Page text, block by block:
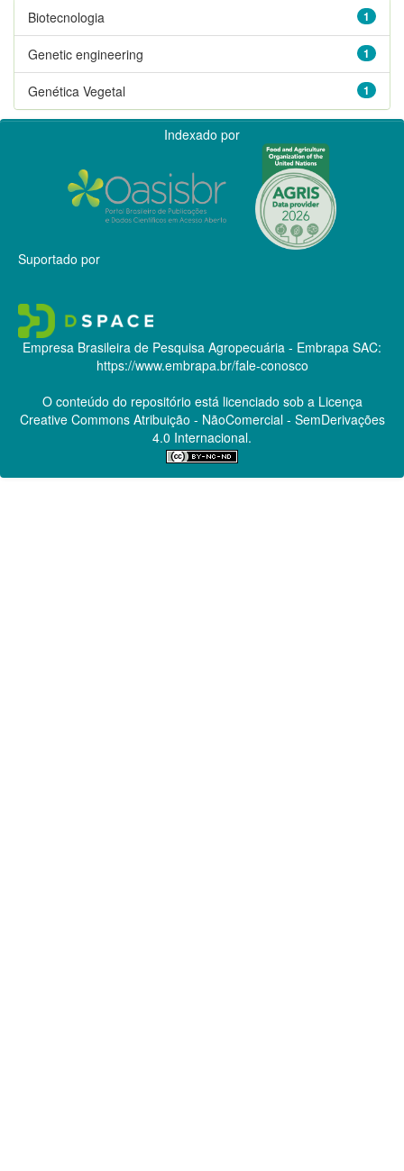
1
Biotecnologia
1
Genetic engineering
1
Genética Vegetal
Indexado por
Suportado por
Empresa Brasileira de Pesquisa Agropecuária - Embrapa SAC:
https://www.embrapa.br/fale-conosco
O conteúdo do repositório está licenciado sob a Licença
Creative CommonsAtribuição - NãoComercial - SemDerivações
4.0 Internacional.